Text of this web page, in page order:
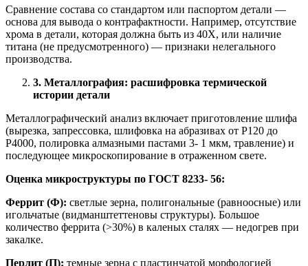
Сравнение состава со стандартом или паспортом детали —
основа для вывода о контрафактности. Например, отсутствие
хрома в детали, которая должна быть из 40Х, или наличие
титана (не предусмотренного) — признаки нелегального
производства.
3. Металлография: расшифровка термической
истории детали
Металлографический анализ включает приготовление шлифа
(вырезка, запрессовка, шлифовка на абразивах от P120 до
P4000, полировка алмазными пастами 3- 1 мкм, травление) и
последующее микроскопирование в отраженном свете.
Оценка микроструктуры по ГОСТ 8233- 56:
Феррит (Ф): светлые зерна, полигональные (равноосные) или
игольчатые (видманштеттеновы структуры). Большое
количество феррита (>30%) в каленых сталях — недогрев при
закалке.
Перлит (П): темные зерна с пластинчатой морфологией